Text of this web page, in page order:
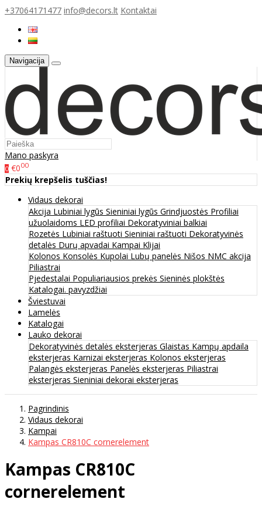
+37064171477 info@decors.lt Kontaktai
Navigacija
Mano paskyra
0 €000
Prekių krepšelis tuščias!
Vidaus dekorai
Akcija Lubiniai lygūs Sieniniai lygūs Grindjuostės Profiliai
užuolaidoms LED profiliai Dekoratyviniai balkiai
Rozetės Lubiniai raštuoti Sieniniai raštuoti Dekoratyvinės
detalės Durų apvadai Kampai Klijai
Kolonos Konsolės Kupolai Lubų panelės Nišos NMC akcija
Piliastrai
Pjedestalai Populiariausios prekės Sieninės plokštės
Katalogai. pavyzdžiai
Šviestuvai
Lamelės
Katalogai
Lauko dekorai
Dekoratyvinės detalės eksterjeras Glaistas Kampų apdaila
eksterjeras Karnizai eksterjeras Kolonos eksterjeras
Palangės eksterjeras Panelės eksterjeras Piliastrai
eksterjeras Sieniniai dekorai eksterjeras
Pagrindinis
Vidaus dekorai
Kampai
Kampas CR810C cornerelement
Kampas CR810C
cornerelement